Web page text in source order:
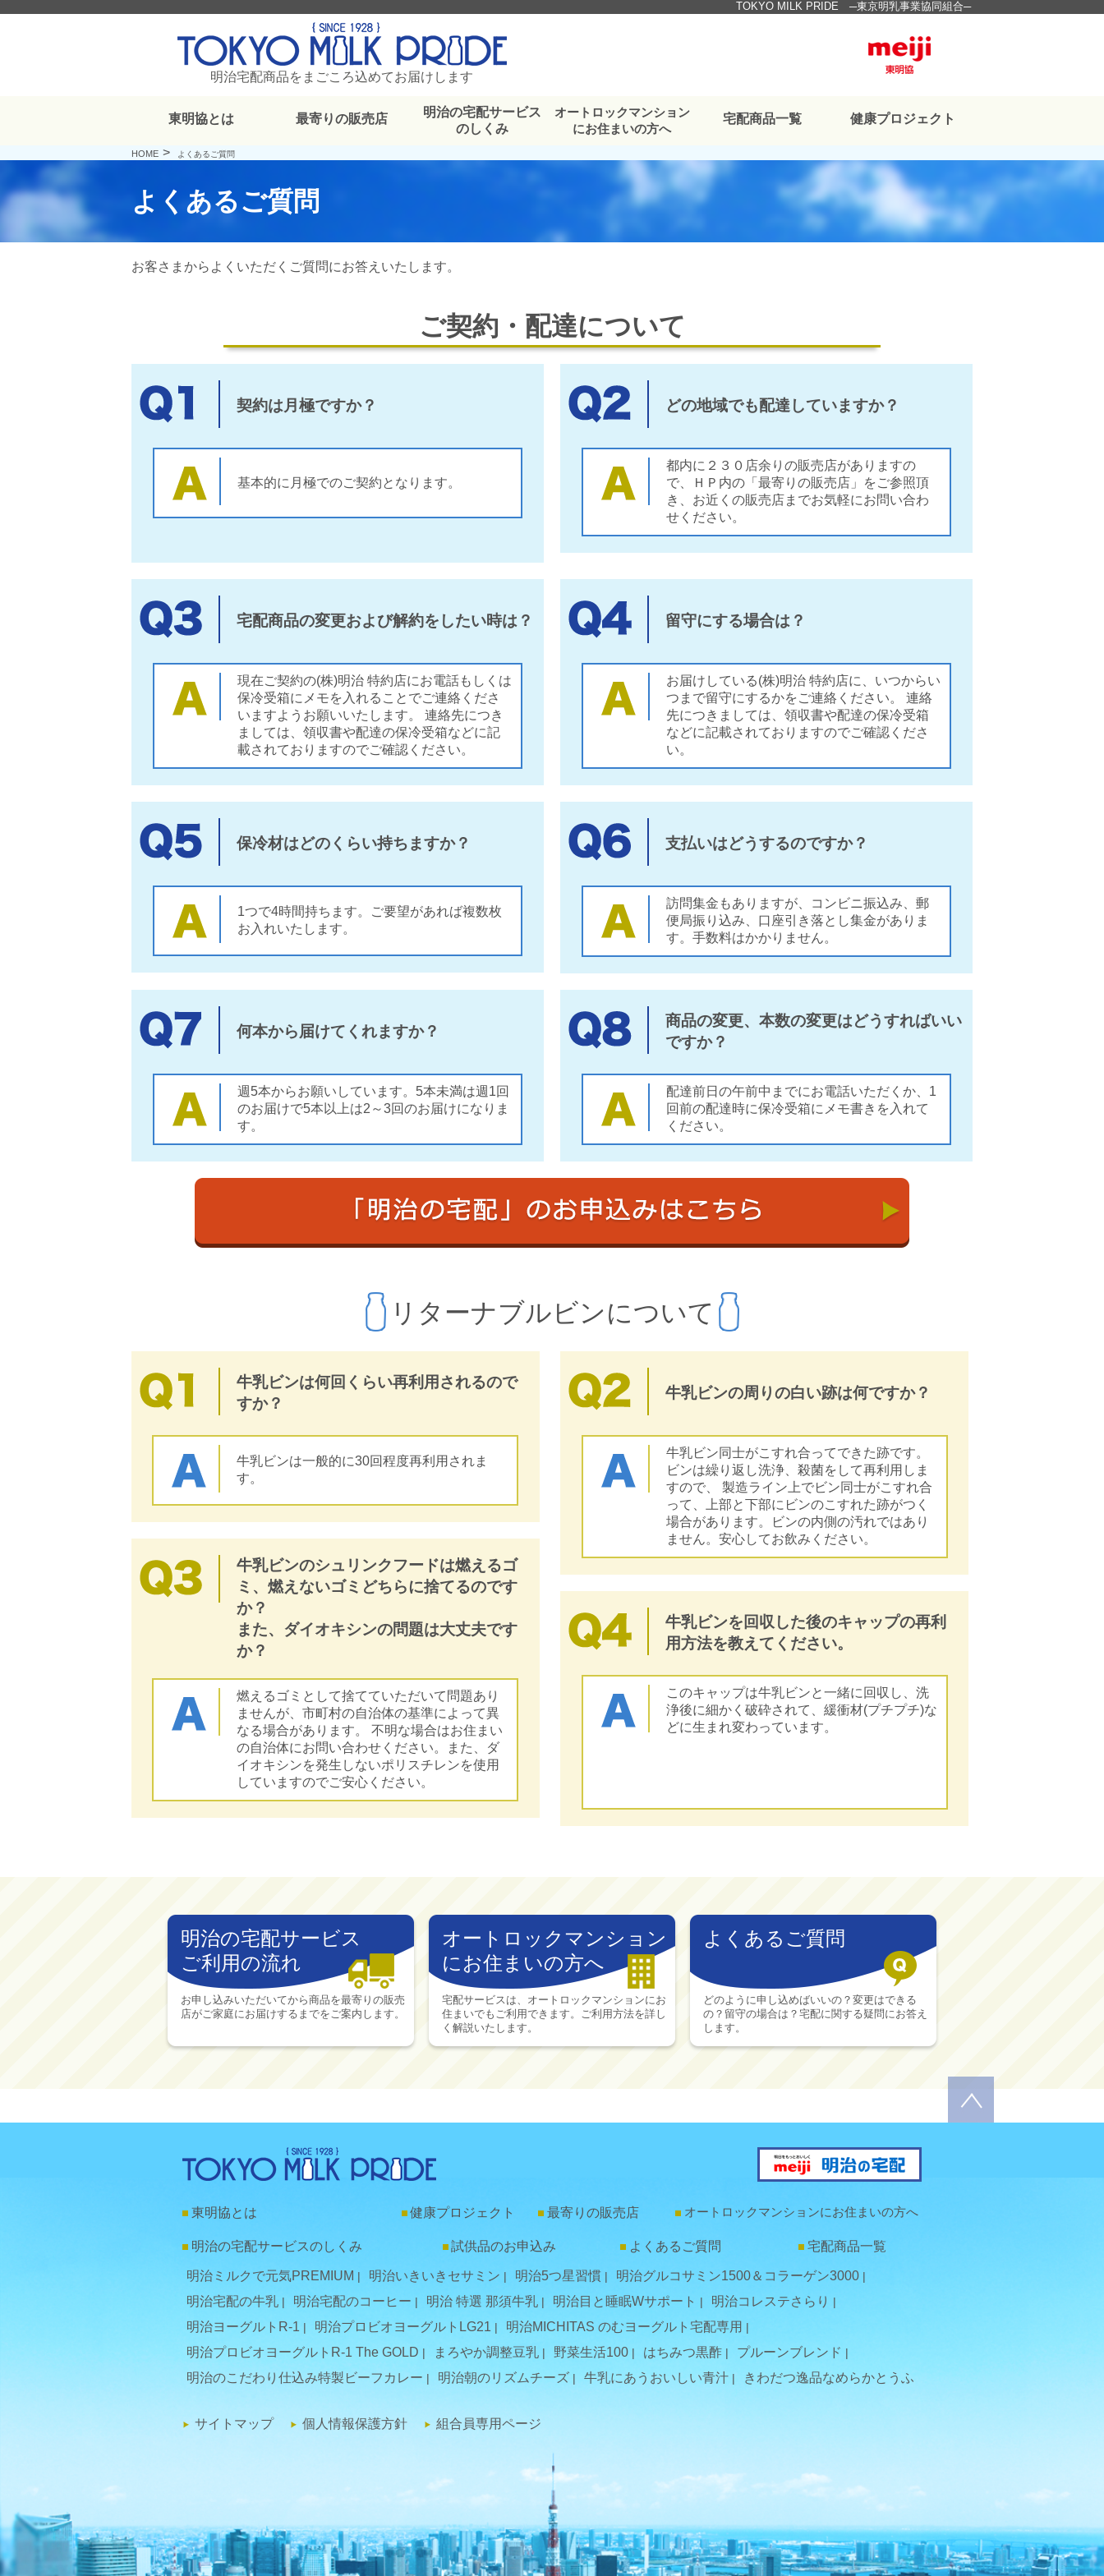
TOKYO MILK PRIDE ─東京明乳事業協同組合─
明治宅配商品をまごころ込めてお届けします
東明協とは 最寄りの販売店
明治の宅配サービス
のしくみ
オートロックマンション
にお住まいの方へ
宅配商品一覧 健康プロジェクト
HOME よくあるご質問
よくあるご質問
お客さまからよくいただくご質問にお答えいたします。
ご契約・配達について
契約は月極ですか？
基本的に月極でのご契約となります。
どの地域でも配達していますか？
都内に２３０店余りの販売店がありますの
で、ＨＰ内の「最寄りの販売店」をご参照頂
き、お近くの販売店までお気軽にお問い合わ
せください。
宅配商品の変更および解約をしたい時は？
現在ご契約の(株)明治 特約店にお電話もしくは
保冷受箱にメモを入れることでご連絡くださ
いますようお願いいたします。 連絡先につき
ましては、領収書や配達の保冷受箱などに記
載されておりますのでご確認ください。
留守にする場合は？
お届けしている(株)明治 特約店に、いつからい
つまで留守にするかをご連絡ください。 連絡
先につきましては、領収書や配達の保冷受箱
などに記載されておりますのでご確認くださ
い。
保冷材はどのくらい持ちますか？
1つで4時間持ちます。ご要望があれば複数枚
お入れいたします。
支払いはどうするのですか？
訪問集金もありますが、コンビニ振込み、郵
便局振り込み、口座引き落とし集金がありま
す。手数料はかかりません。
何本から届けてくれますか？
週5本からお願いしています。5本未満は週1回
のお届けで5本以上は2～3回のお届けになりま
す。
商品の変更、本数の変更はどうすればいい
ですか？
配達前日の午前中までにお電話いただくか、1
回前の配達時に保冷受箱にメモ書きを入れて
ください。
リターナブルビンについて
牛乳ビンは何回くらい再利用されるので
すか？
牛乳ビンは一般的に30回程度再利用されま
す。
牛乳ビンのシュリンクフードは燃えるゴ
ミ、燃えないゴミどちらに捨てるのです
か？
また、ダイオキシンの問題は大丈夫です
か？
燃えるゴミとして捨てていただいて問題あり
ませんが、市町村の自治体の基準によって異
なる場合があります。 不明な場合はお住まい
の自治体にお問い合わせください。また、ダ
イオキシンを発生しないポリスチレンを使用
していますのでご安心ください。
牛乳ビンの周りの白い跡は何ですか？
牛乳ビン同士がこすれ合ってできた跡です。
ビンは繰り返し洗浄、殺菌をして再利用しま
すので、 製造ライン上でビン同士がこすれ合
って、上部と下部にビンのこすれた跡がつく
場合があります。ビンの内側の汚れではあり
ません。安心してお飲みください。
牛乳ビンを回収した後のキャップの再利
用方法を教えてください。
このキャップは牛乳ビンと一緒に回収し、洗
浄後に細かく破砕されて、緩衝材(プチプチ)な
どに生まれ変わっています。
明治の宅配サービス
ご利用の流れ
お申し込みいただいてから商品を最寄りの販売
店がご家庭にお届けするまでをご案内します。
オートロックマンション
にお住まいの方へ
宅配サービスは、オートロックマンションにお
住まいでもご利用できます。ご利用方法を詳し
く解説いたします。
よくあるご質問
どのように申し込めばいいの？変更はできる
の？留守の場合は？宅配に関する疑問にお答え
します。
東明協とは 健康プロジェクト 最寄りの販売店 オートロックマンションにお住まいの方へ
明治の宅配サービスのしくみ 試供品のお申込み よくあるご質問 宅配商品一覧
明治ミルクで元気PREMIUM 明治いきいきセサミン 明治5つ星習慣
明治グルコサミン1500＆コラーゲン3000
明治宅配の牛乳
明治宅配のコーヒー 明治 特選 那須牛乳 明治目と睡眠Wサポート
明治コレステさらり
明治ヨーグルトR-1
明治プロビオヨーグルトLG21
明治MICHITAS のむヨーグルト宅配専用
明治プロビオヨーグルトR-1 The GOLD
まろやか調整豆乳 野菜生活100 はちみつ黒酢
プルーンブレンド
明治のこだわり仕込み特製ビーフカレー
明治朝のリズムチーズ 牛乳にあうおいしい青汁 きわだつ逸品なめらかとうふ
サイトマップ 個人情報保護方針 組合員専用ページ